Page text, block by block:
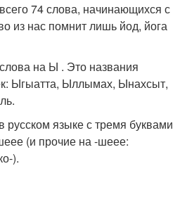
74 слова, начинающихся с
из нас помнит лишь йод, йога
на Ы . Это названия
Ыгыатта, Ыллымах, Ынахсыт,
языке с тремя буквами
(и прочие на -шеее:
).